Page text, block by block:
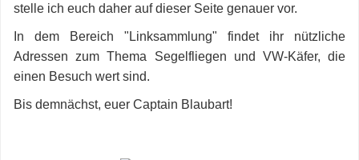
stelle ich euch daher auf dieser Seite genauer vor.
In dem Bereich "Linksammlung" findet ihr nützliche
Adressen zum Thema Segelfliegen und VW-Käfer, die
einen Besuch wert sind.
Bis demnächst, euer Captain Blaubart!